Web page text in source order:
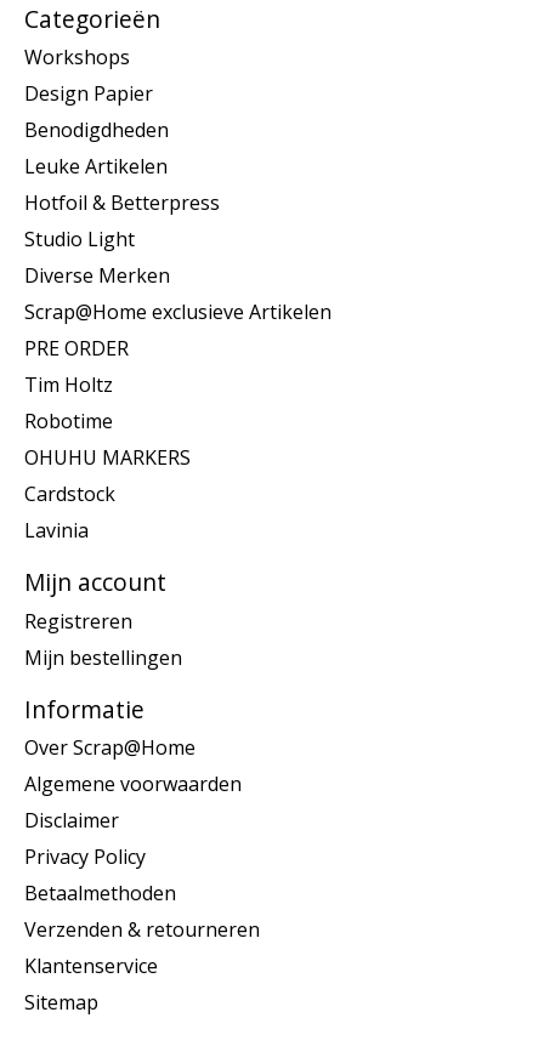
Categorieën
Workshops
Design Papier
Benodigdheden
Leuke Artikelen
Hotfoil & Betterpress
Studio Light
Diverse Merken
Scrap@Home exclusieve Artikelen
PRE ORDER
Tim Holtz
Robotime
OHUHU MARKERS
Cardstock
Lavinia
Mijn account
Registreren
Mijn bestellingen
Informatie
Over Scrap@Home
Algemene voorwaarden
Disclaimer
Privacy Policy
Betaalmethoden
Verzenden & retourneren
Klantenservice
Sitemap